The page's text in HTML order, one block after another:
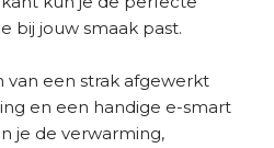
bij jouw smaak past.
van een strak afgewerkt
en een handige e-smart
je de verwarming,